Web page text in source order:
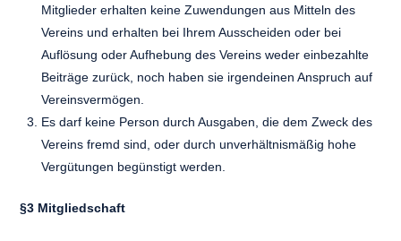
Mitglieder erhalten keine Zuwendungen aus Mitteln des
Vereins und erhalten bei Ihrem Ausscheiden oder bei
Auflösung oder Aufhebung des Vereins weder einbezahlte
Beiträge zurück, noch haben sie irgendeinen Anspruch auf
Vereinsvermögen.
Es darf keine Person durch Ausgaben, die dem Zweck des
Vereins fremd sind, oder durch unverhältnismäßig hohe
Vergütungen begünstigt werden.
§3 Mitgliedschaft